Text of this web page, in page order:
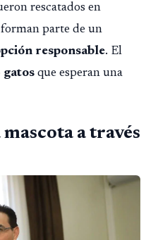
rescatados en
parte de un
responsable. El
gatos que esperan una
a través